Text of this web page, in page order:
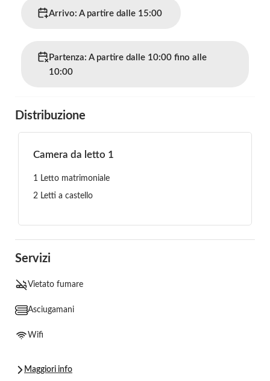
Arrivo: A partire dalle 15:00
Partenza: A partire dalle 10:00 fino alle
10:00
Distribuzione
Camera da letto 1
1 Letto matrimoniale
2 Letti a castello
Servizi
Vietato fumare
Asciugamani
Wifi
Maggiori info